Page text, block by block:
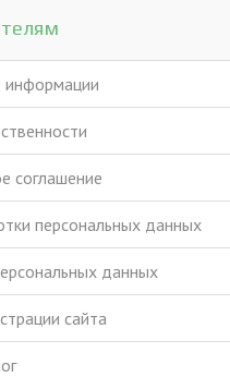
информации
соглашение
персональных данных
данных
сайта